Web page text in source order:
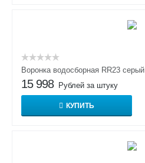
Воронка водосборная RR23 серый
15 998 Рублей за штуку
КУПИТЬ